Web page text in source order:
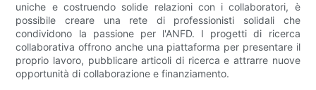
uniche e costruendo solide relazioni con i collaboratori, è
possibile creare una rete di professionisti solidali che
condividono la passione per l'ANFD. I progetti di ricerca
collaborativa offrono anche una piattaforma per presentare il
proprio lavoro, pubblicare articoli di ricerca e attrarre nuove
opportunità di collaborazione e finanziamento.